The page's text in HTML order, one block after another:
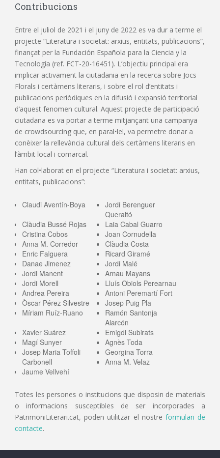
Contribucions
Entre el juliol de 2021 i el juny de 2022 es va dur a terme el
projecte “Literatura i societat: arxius, entitats, publicacions”,
finançat per la Fundación Española para la Ciencia y la
Tecnología (ref. FCT-20-16451). L’objectiu principal era
implicar activament la ciutadania en la recerca sobre Jocs
Florals i certàmens literaris, i sobre el rol d’entitats i
publicacions periòdiques en la difusió i expansió territorial
d’aquest fenomen cultural. Aquest projecte de participació
ciutadana es va portar a terme mitjançant una campanya
de crowdsourcing que, en paral•lel, va permetre donar a
conèixer la rellevància cultural dels certàmens literaris en
l’àmbit local i comarcal.
Han col•laborat en el projecte “Literatura i societat: arxius,
entitats, publicacions”:
Claudi Aventín-Boya
Jordi Berenguer
Queraltó
Clàudia Bussé Rojas
Laia Cabal Guarro
Cristina Cobos
Joan Cornudella
Anna M. Corredor
Clàudia Costa
Enric Falguera
Ricard Giramé
Danae Jimenez
Jordi Malé
Jordi Manent
Arnau Mayans
Jordi Morell
Lluís Obiols Perearnau
Andrea Pereira
Antoni Peremartí Fort
Òscar Pérez Silvestre
Josep Puig Pla
Míriam Ruíz-Ruano
Ramón Santonja
Alarcón
Xavier Suárez
Emigdi Subirats
Magí Sunyer
Agnès Toda
Josep Maria Toffoli
Carbonell
Georgina Torra
Anna M. Velaz
Jaume Vellvehí
Totes les persones o institucions que disposin de materials
o informacions susceptibles de ser incorporades a
PatrimoniLiterari.cat, poden utilitzar el nostre formulari de
contacte.